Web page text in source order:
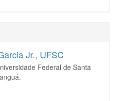
Jr., UFSC
Federal de Santa